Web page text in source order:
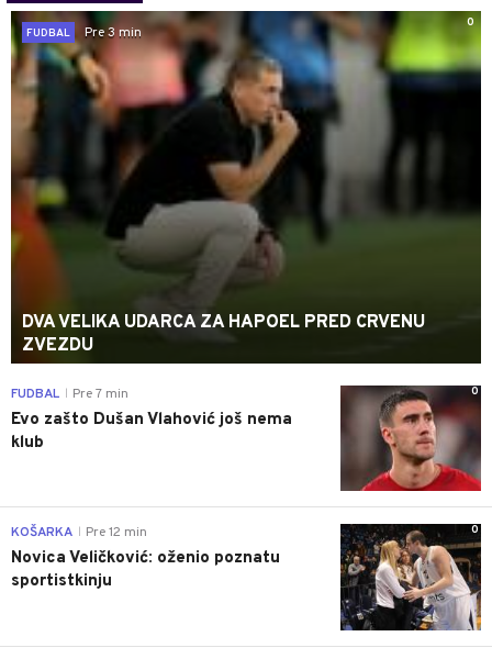
0
FUDBAL
Pre 3 min
DVA VELIKA UDARCA ZA HAPOEL PRED CRVENU
ZVEZDU
0
FUDBAL Pre 7 min
Evo zašto Dušan Vlahović još nema
klub
0
KOŠARKA Pre 12 min
Novica Veličković: oženio poznatu
sportistkinju